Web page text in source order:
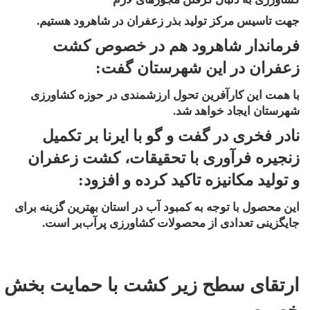
جهت تاسیس مرکز تولید بذر زعفران در شاهرود هستیم.
فرماندار شاهرود هم در خصوص کشت
زعفران در این شهرستان گفت:
با همت این کارآفرین تحول ارزشمندی در حوزه کشاورزی
شهرستان ایجاد خواهد شد.
نادر فخری در گفت و گو با ایرنا بر تکمیل
زنجیره فرآوری با تحقیقات، کشت زعفران
و تولید مکانیزه تاکید کرده و افزود:
این محصول با توجه به کمبود آب در استان بهترین گزینه برای
جایگزینی تعدادی از محصولات کشاورزی پرآب‌بر است.
ارتقای سطح زیر کشت با حمایت بخش